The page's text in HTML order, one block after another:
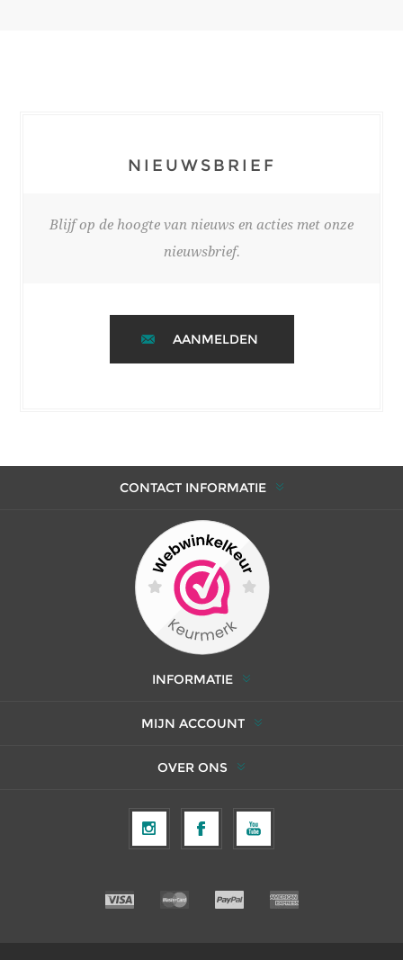
NIEUWSBRIEF
Blijf op de hoogte van nieuws en acties met onze
nieuwsbrief.
AANMELDEN
CONTACT INFORMATIE
INFORMATIE
MIJN ACCOUNT
OVER ONS